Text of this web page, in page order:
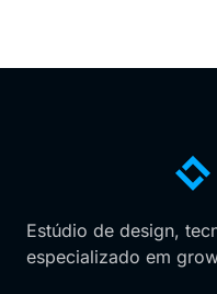
Estúdio de design,
especializado em